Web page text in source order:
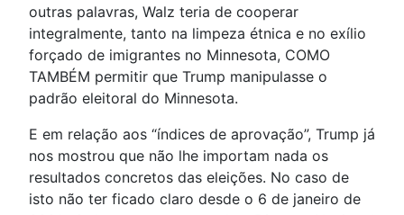
outras palavras, Walz teria de cooperar
integralmente, tanto na limpeza étnica e no exílio
forçado de imigrantes no Minnesota, COMO
TAMBÉM permitir que Trump manipulasse o
padrão eleitoral do Minnesota.
E em relação aos “índices de aprovação”, Trump já
nos mostrou que não lhe importam nada os
resultados concretos das eleições. No caso de
isto não ter ficado claro desde o 6 de janeiro de